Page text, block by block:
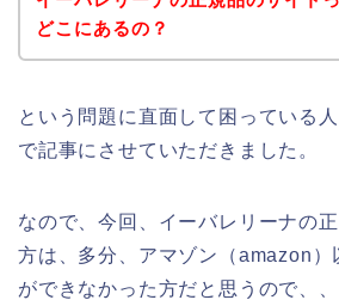
どこにあるの？
という問題に直面して困っている
で記事にさせていただきました。
なので、今回、イーバレリーナの
方は、多分、アマゾン（amazon）
ができなかった方だと思うので、